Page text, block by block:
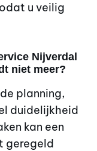
u veilig
Nijverdal
niet meer?
planning,
duidelijkheid
kan een
geregeld